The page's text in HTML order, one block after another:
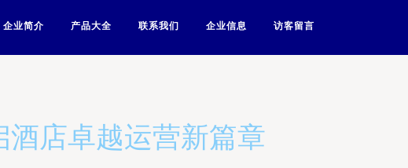
企业简介 产品大全 联系我们 企业信息 访客留言
店卓越运营新篇章